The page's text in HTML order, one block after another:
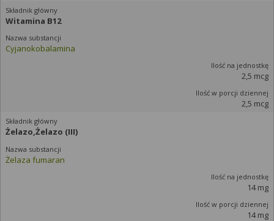
Witamina B12
Cyjanokobalamina
2,5 mcg
2,5 mcg
Żelazo,Żelazo (III)
Żelaza fumaran
14 mg
14 mg